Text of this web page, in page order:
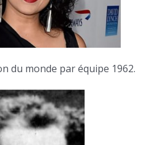
du monde par équipe 1962.